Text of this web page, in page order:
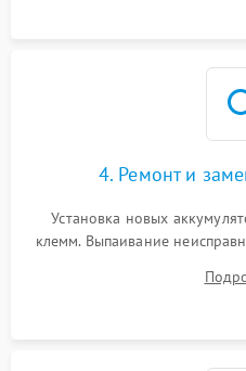
4. Ремонт и
Установка новых
клемм. Выпаивание
цепи зарядки и
Восстановление